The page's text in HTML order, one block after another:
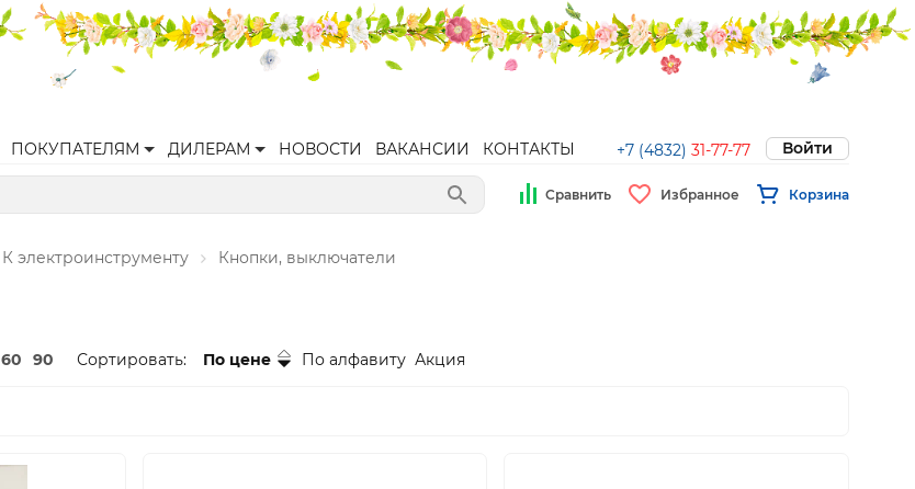
ПОКУПАТЕЛЯМ ДИЛЕРАМ НОВОСТИ ВАКАНСИИ КОНТАКТЫ +7 (4832) 31-77-77 Войти
Сравнить Избранное Корзина
К электроинструменту Кнопки, выключатели
60 90 Сортировать: По цене По алфавиту Акция